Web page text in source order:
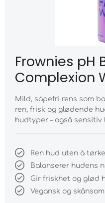
Frownies pH
Complexion
Mild, såpefri rens som
ren, frisk og glødende
hudtyper – også sensitiv
Ren hud uten å
Balanserer hudens
Gir friskhet og glød
Vegansk og